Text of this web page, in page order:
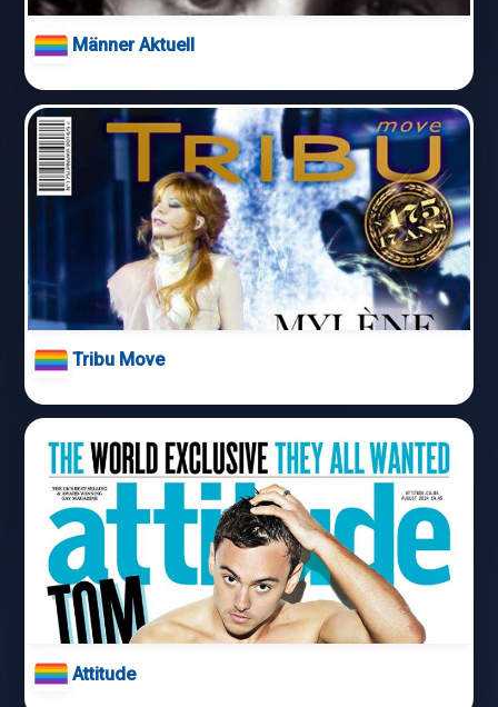
Männer Aktuell
Tribu Move
Attitude